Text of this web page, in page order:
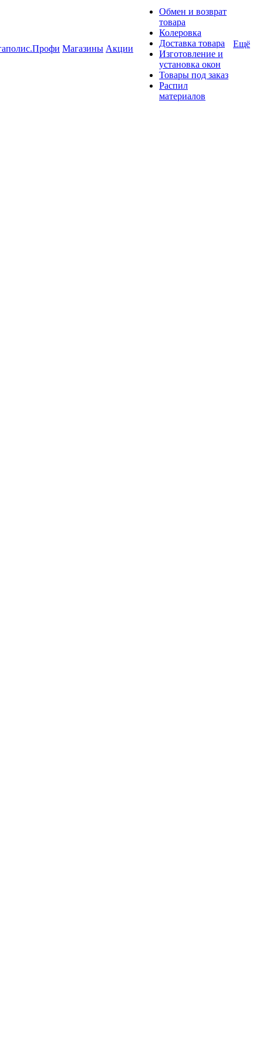
Магазины Акции
Обмен и возврат
товара
Колеровка
Доставка товара
Изготовление и
установка окон
Товары под заказ
Распил
материалов
Ещё